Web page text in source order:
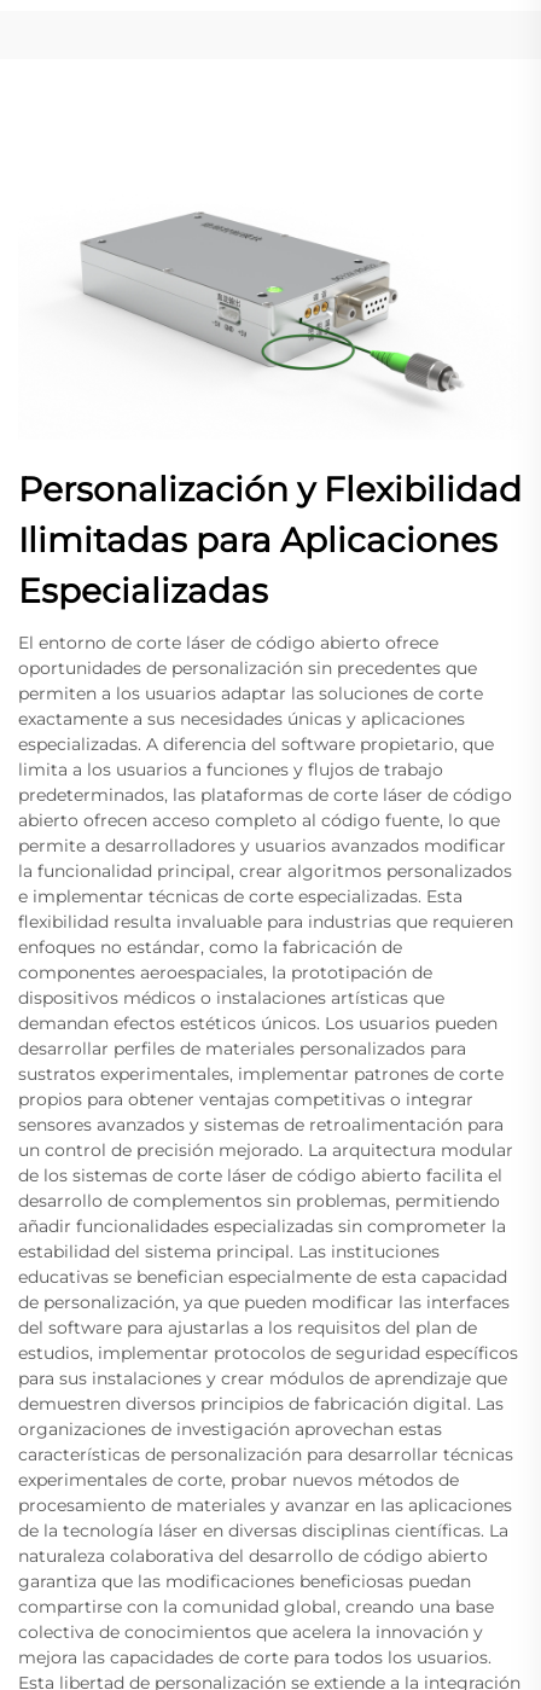
Personalización y Flexibilidad
Ilimitadas para Aplicaciones
Especializadas
El entorno de corte láser de código abierto ofrece
oportunidades de personalización sin precedentes que
permiten a los usuarios adaptar las soluciones de corte
exactamente a sus necesidades únicas y aplicaciones
especializadas. A diferencia del software propietario, que
limita a los usuarios a funciones y flujos de trabajo
predeterminados, las plataformas de corte láser de código
abierto ofrecen acceso completo al código fuente, lo que
permite a desarrolladores y usuarios avanzados modificar
la funcionalidad principal, crear algoritmos personalizados
e implementar técnicas de corte especializadas. Esta
flexibilidad resulta invaluable para industrias que requieren
enfoques no estándar, como la fabricación de
componentes aeroespaciales, la prototipación de
dispositivos médicos o instalaciones artísticas que
demandan efectos estéticos únicos. Los usuarios pueden
desarrollar perfiles de materiales personalizados para
sustratos experimentales, implementar patrones de corte
propios para obtener ventajas competitivas o integrar
sensores avanzados y sistemas de retroalimentación para
un control de precisión mejorado. La arquitectura modular
de los sistemas de corte láser de código abierto facilita el
desarrollo de complementos sin problemas, permitiendo
añadir funcionalidades especializadas sin comprometer la
estabilidad del sistema principal. Las instituciones
educativas se benefician especialmente de esta capacidad
de personalización, ya que pueden modificar las interfaces
del software para ajustarlas a los requisitos del plan de
estudios, implementar protocolos de seguridad específicos
para sus instalaciones y crear módulos de aprendizaje que
demuestren diversos principios de fabricación digital. Las
organizaciones de investigación aprovechan estas
características de personalización para desarrollar técnicas
experimentales de corte, probar nuevos métodos de
procesamiento de materiales y avanzar en las aplicaciones
de la tecnología láser en diversas disciplinas científicas. La
naturaleza colaborativa del desarrollo de código abierto
garantiza que las modificaciones beneficiosas puedan
compartirse con la comunidad global, creando una base
colectiva de conocimientos que acelera la innovación y
mejora las capacidades de corte para todos los usuarios.
Esta libertad de personalización se extiende a la integración